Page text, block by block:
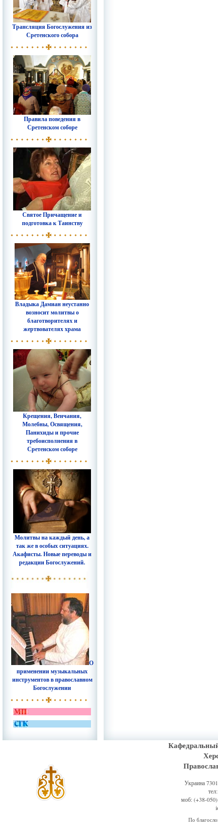
Трансляция Богослужения из
Сретенского собора
Правила поведения в
Сретенском соборе
Святое Причащение и
подготовка к Таинству
Владыка Дамиан неустанно
возносит молитвы о
благотворителях и
жертвователях храма
Крещения, Венчания,
Молебны, Освящения,
Панихиды и прочие
требоисполнения в
Сретенском соборе
Молитвы на каждый день, а
так же в особых ситуациях.
Акафисты. Новые переводы и
редакции Богослужений.
О
применении музыкальных
инструментов в православном
Богослужении
Украина
моб: (+38-
По